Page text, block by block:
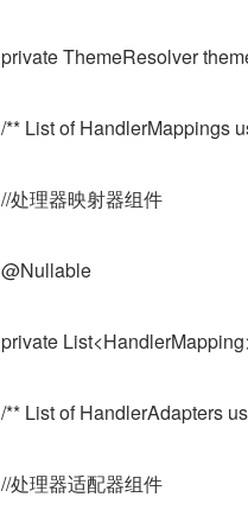
private ThemeResolver
/** List of HandlerMappings
//处理器映射器组件
@Nullable
private
/** List of HandlerAdapters
//处理器适配器组件